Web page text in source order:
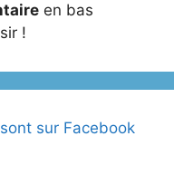
en bas
!
sur Facebook